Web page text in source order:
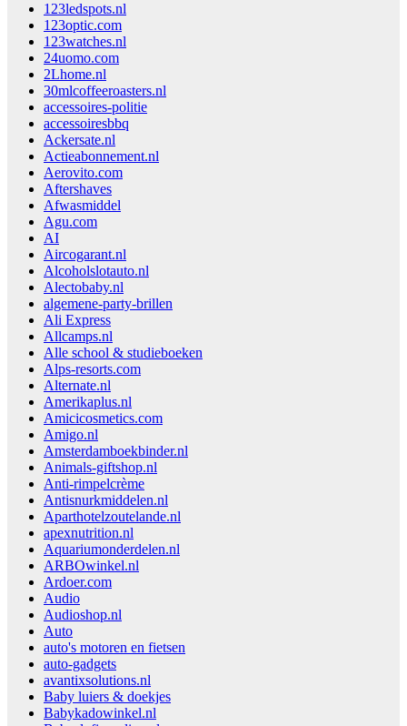
123ledspots.nl
123optic.com
123watches.nl
24uomo.com
2Lhome.nl
30mlcoffeeroasters.nl
accessoires-politie
accessoiresbbq
Ackersate.nl
Actieabonnement.nl
Aerovito.com
Aftershaves
Afwasmiddel
Agu.com
AI
Aircogarant.nl
Alcoholslotauto.nl
Alectobaby.nl
algemene-party-brillen
Ali Express
Allcamps.nl
Alle school & studieboeken
Alps-resorts.com
Alternate.nl
Amerikaplus.nl
Amicicosmetics.com
Amigo.nl
Amsterdamboekbinder.nl
Animals-giftshop.nl
Anti-rimpelcrème
Antisnurkmiddelen.nl
Aparthotelzoutelande.nl
apexnutrition.nl
Aquariumonderdelen.nl
ARBOwinkel.nl
Ardoer.com
Audio
Audioshop.nl
Auto
auto's motoren en fietsen
auto-gadgets
avantixsolutions.nl
Baby luiers & doekjes
Babykadowinkel.nl